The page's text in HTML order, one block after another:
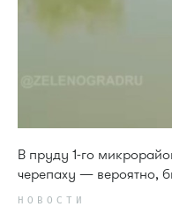
В пруду 1-го
черепаху —
НОВОСТИ